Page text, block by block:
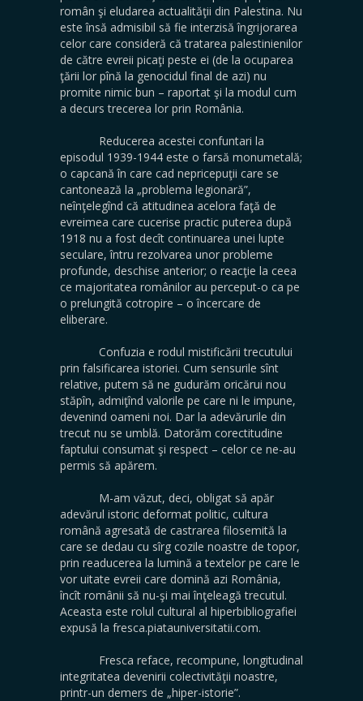
român şi eludarea actualităţii din Palestina. Nu
este însă admisibil să fie interzisă îngrijorarea
celor care consideră că tratarea palestinienilor
de către evreii picaţi peste ei (de la ocuparea
ţării lor pînă la genocidul final de azi) nu
promite nimic bun – raportat şi la modul cum
a decurs trecerea lor prin România.
Reducerea acestei confuntari la
episodul 1939-1944 este o farsă monumetală;
o capcană în care cad nepricepuţii care se
cantonează la „problema legionară”,
neînţelegînd că atitudinea acelora faţă de
evreimea care cucerise practic puterea după
1918 nu a fost decît continuarea unei lupte
seculare, întru rezolvarea unor probleme
profunde, deschise anterior; o reacţie la ceea
ce majoritatea românilor au perceput-o ca pe
o prelungită cotropire – o încercare de
eliberare.
Confuzia e rodul mistificării trecutului
prin falsificarea istoriei. Cum sensurile sînt
relative, putem să ne gudurăm oricărui nou
stăpîn, admiţînd valorile pe care ni le impune,
devenind oameni noi. Dar la adevărurile din
trecut nu se umblă. Datorăm corectitudine
faptului consumat şi respect – celor ce ne-au
permis să apărem.
M-am văzut, deci, obligat să apăr
adevărul istoric deformat politic, cultura
română agresată de castrarea filosemită la
care se dedau cu sîrg cozile noastre de topor,
prin readucerea la lumină a textelor pe care le
vor uitate evreii care domină azi România,
încît românii să nu-şi mai înţeleagă trecutul.
Aceasta este rolul cultural al hiperbibliografiei
expusă la fresca.piatauniversitatii.com.
Fresca reface, recompune, longitudinal
integritatea devenirii colectivităţii noastre,
printr-un demers de „hiper-istorie”.